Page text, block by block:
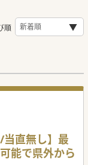
順
当直無し】最
能で県外から